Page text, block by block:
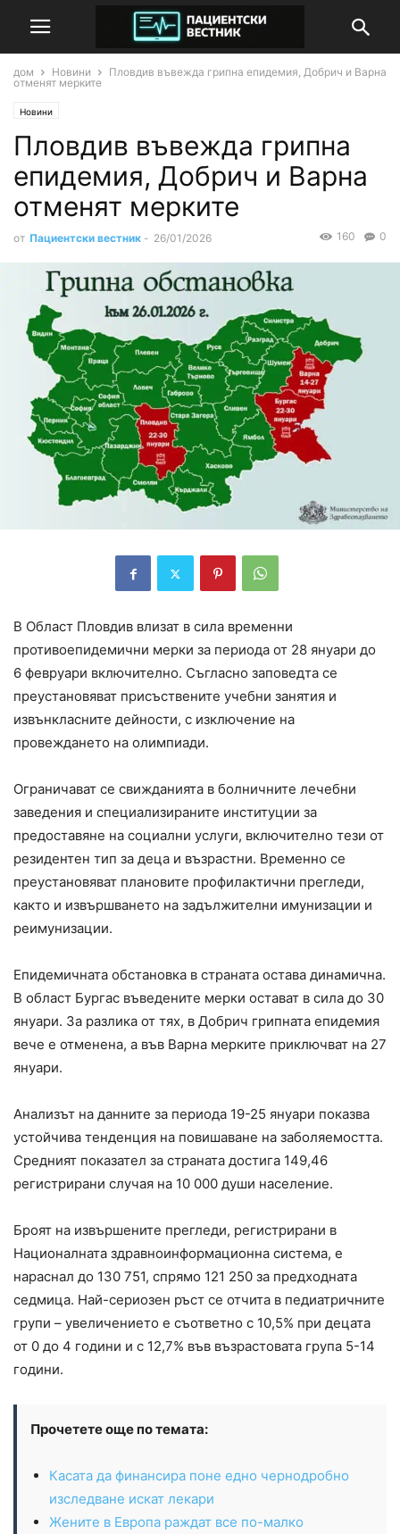
дом Новини
Пловдив въвежда грипна епидемия, Добрич и Варна
отменят мерките
Новини
Пловдив въвежда грипна
епидемия, Добрич и Варна
отменят мерките
от Пациентски вестник - 26/01/2026 0
160
В Област Пловдив влизат в сила временни
противоепидемични мерки за периода от 28 януари до
6 февруари включително. Съгласно заповедта се
преустановяват присъствените учебни занятия и
извънкласните дейности, с изключение на
провеждането на олимпиади.
Ограничават се свижданията в болничните лечебни
заведения и специализираните институции за
предоставяне на социални услуги, включително тези от
резидентен тип за деца и възрастни. Временно се
преустановяват плановите профилактични прегледи,
както и извършването на задължителни имунизации и
реимунизации.
Епидемичната обстановка в страната остава динамична.
В област Бургас въведените мерки остават в сила до 30
януари. За разлика от тях, в Добрич грипната епидемия
вече е отменена, а във Варна мерките приключват на 27
януари.
Анализът на данните за периода 19-25 януари показва
устойчива тенденция на повишаване на заболяемостта.
Средният показател за страната достига 149,46
регистрирани случая на 10 000 души население.
Броят на извършените прегледи, регистрирани в
Националната здравноинформационна система, е
нараснал до 130 751, спрямо 121 250 за предходната
седмица. Най-сериозен ръст се отчита в педиатричните
групи – увеличението е съответно с 10,5% при децата
от 0 до 4 години и с 12,7% във възрастовата група 5-14
години.
Прочетете още по темата:
Касата да финансира поне едно чернодробно
изследване искат лекари
Жените в Европа раждат все по-малко